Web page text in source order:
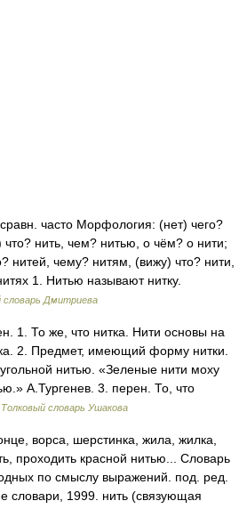
часто Морфология: (нет) чего?
что? нить, чем? нитью, о чём? о нити;
нитей, чему? нитям, (вижу) что? нити,
1. Нитью называют нитку.
словарь Дмитриева
1. То же, что нитка. Нити основы на
2. Предмет, имеющий форму нитки.
нитью. «Зеленые нити моху
А.Тургенев. 3. перен. То, что
Толковый словарь Ушакова
ворса, шерстинка, жила, жилка,
проходить красной нитью... Словарь
по смыслу выражений. под. ред.
словари, 1999. нить (связующая